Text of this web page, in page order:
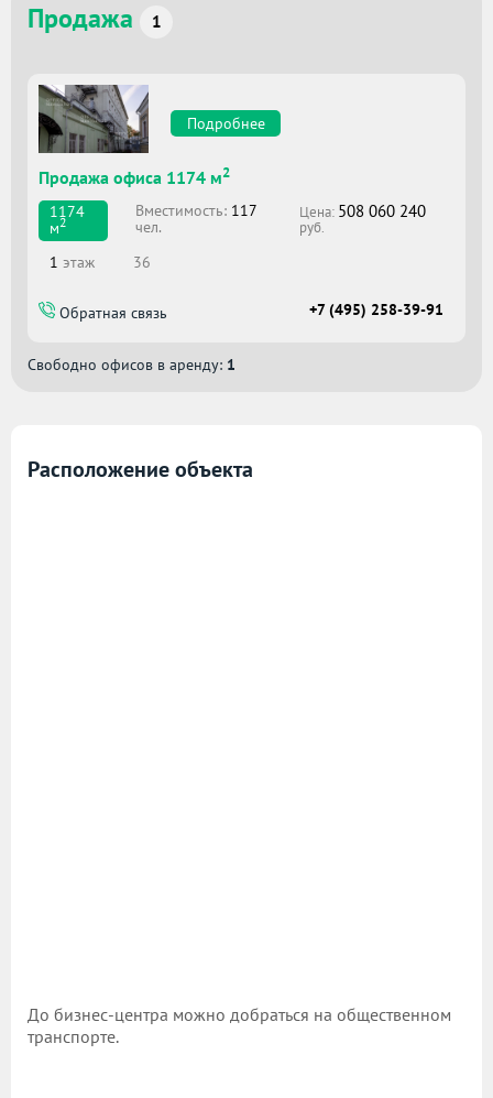
Продажа 1
Подробнее
Продажа офиса 1174 м2
1174
м2
Вместимоcть: 117
чел.
Цена: 508 060 240
руб.
1 этаж 36
Обратная связь +7 (495) 258-39-91
Свободно офисов в аренду: 1
Расположение объекта
До бизнес-центра можно добраться на общественном
транспорте.